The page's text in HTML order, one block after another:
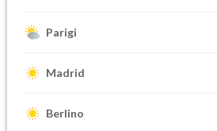
Parigi
Madrid
Berlino